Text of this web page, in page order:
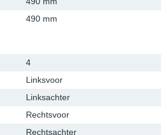
490 mm
4
Linksvoor
Linksachter
Rechtsvoor
Rechtsachter